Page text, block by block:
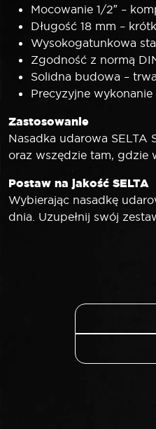
Mocowanie 1/2″ –
Długość 18 mm –
Wysokogatunkowa
Zgodność z normą
Solidna budowa –
Precyzyjne
Zastosowanie
Nasadka udarowa SELTA
oraz wszędzie tam, gdzie
Postaw na jakość SELTA
Wybierając nasadkę
dnia. Uzupełnij swój